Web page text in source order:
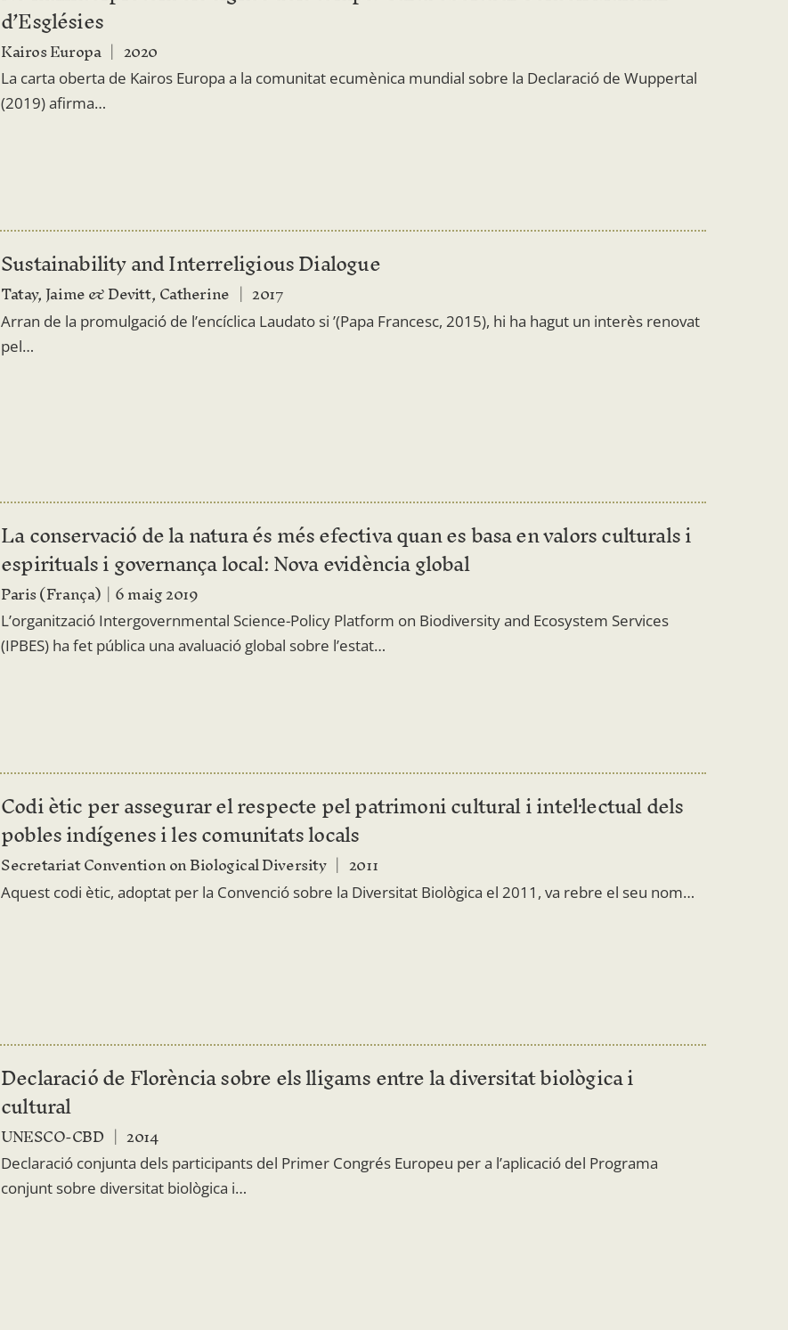
d’Esglésies
Kairos Europa 2020
La carta oberta de Kairos Europa a la comunitat ecumènica mundial sobre la Declaració de Wuppertal
(2019) afirma…
Sustainability and Interreligious Dialogue
Tatay, Jaime & Devitt, Catherine 2017
Arran de la promulgació de l’encíclica Laudato si ’(Papa Francesc, 2015), hi ha hagut un interès renovat
pel…
La conservació de la natura és més efectiva quan es basa en valors culturals i
espirituals i governança local: Nova evidència global
Paris (França) 6 maig 2019
L’organització Intergovernmental Science-Policy Platform on Biodiversity and Ecosystem Services
(IPBES) ha fet pública una avaluació global sobre l’estat…
Codi ètic per assegurar el respecte pel patrimoni cultural i intel·lectual dels
pobles indígenes i les comunitats locals
Secretariat Convention on Biological Diversity 2011
Aquest codi ètic, adoptat per la Convenció sobre la Diversitat Biològica el 2011, va rebre el seu nom…
Declaració de Florència sobre els lligams entre la diversitat biològica i
cultural
UNESCO-CBD 2014
Declaració conjunta dels participants del Primer Congrés Europeu per a l’aplicació del Programa
conjunt sobre diversitat biològica i…